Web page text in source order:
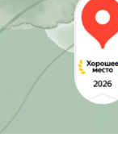
на любые
МЫ